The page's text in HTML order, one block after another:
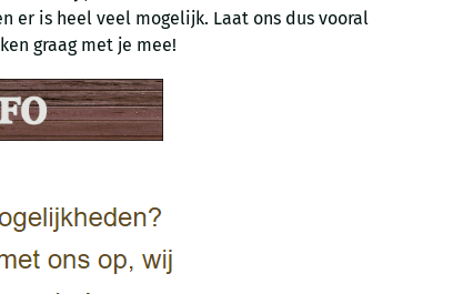
er is heel veel mogelijk. Laat ons dus vooral
graag met je mee!